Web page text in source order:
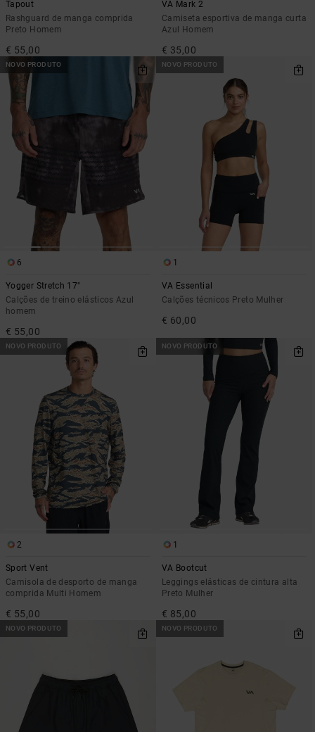
Tapout
Rashguard de manga comprida
Preto Homem
€ 55,00
VA Mark 2
Camiseta esportiva de manga curta
Azul Homem
€ 35,00
NOVO PRODUTO
6
Yogger Stretch 17"
Calções de treino elásticos Azul
homem
€ 55,00
NOVO PRODUTO
1
VA Essential
Calções técnicos Preto Mulher
€ 60,00
NOVO PRODUTO
2
Sport Vent
Camisola de desporto de manga
comprida Multi Homem
€ 55,00
NOVO PRODUTO
1
VA Bootcut
Leggings elásticas de cintura alta
Preto Mulher
€ 85,00
NOVO PRODUTO NOVO PRODUTO